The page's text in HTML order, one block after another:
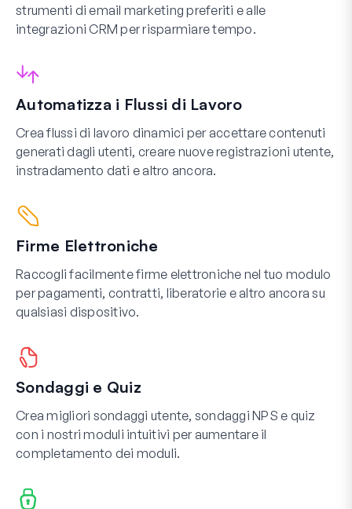
strumenti di email marketing preferiti e alle
integrazioni CRM per risparmiare tempo.
Automatizza i Flussi di Lavoro
Crea flussi di lavoro dinamici per accettare contenuti
generati dagli utenti, creare nuove registrazioni utente,
instradamento dati e altro ancora.
Firme Elettroniche
Raccogli facilmente firme elettroniche nel tuo modulo
per pagamenti, contratti, liberatorie e altro ancora su
qualsiasi dispositivo.
Sondaggi e Quiz
Crea migliori sondaggi utente, sondaggi NPS e quiz
con i nostri moduli intuitivi per aumentare il
completamento dei moduli.